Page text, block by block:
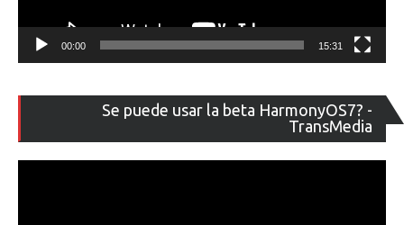
00:00 15:31
Se puede usar la beta HarmonyOS7? -
TransMedia
de